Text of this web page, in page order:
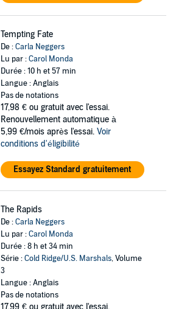
Tempting Fate
De :Carla Neggers
Lu par :Carol Monda
Durée : 10 h et 57 min
Langue : Anglais
Pas de notations
17,98 € ou gratuit avec l'essai.
Renouvellement automatique à
5,99 €/mois après l'essai. Voir
conditions d'éligibilité
Essayez Standard gratuitement
The Rapids
De :Carla Neggers
Lu par :Carol Monda
Durée : 8 h et 34 min
Série :Cold Ridge/U.S. Marshals, Volume
3
Langue : Anglais
Pas de notations
17,99 € ou gratuit avec l'essai.